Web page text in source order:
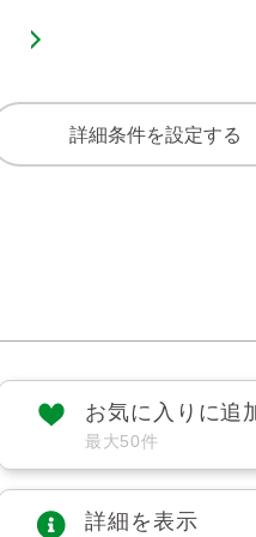
詳細条件を設定する
お気に入りに追
最大50件
詳細を表示